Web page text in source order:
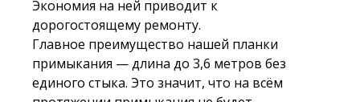
Экономия на ней приводит к
дорогостоящему ремонту.
Главное преимущество нашей планки
примыкания — длина до 3,6 метров без
единого стыка. Это значит, что на всём